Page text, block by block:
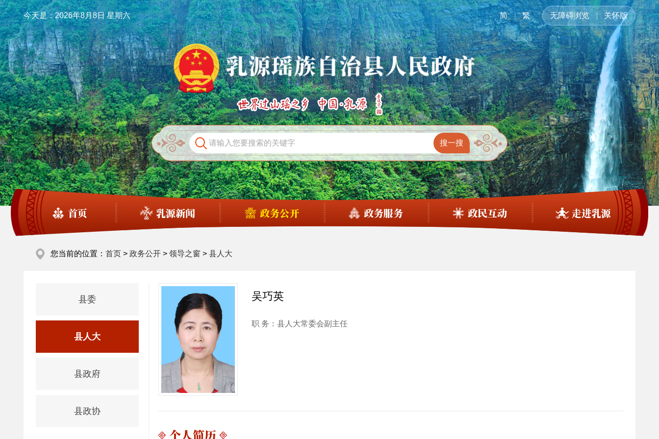
今天是：2026年8月8日 星期六 简 繁 无障碍浏览 关怀版
首页 乳源新闻 政务公开 政务服务 政民互动 走进乳源
您当前的位置： 首页 > 政务公开 > 领导之窗 > 县人大
县委
县人大
县政府
县政协
吴巧英
职 务： 县人大常委会副主任
个人简历